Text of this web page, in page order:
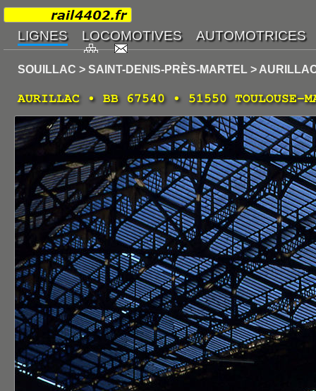
SOUILLAC > SAINT-DENIS-PRÈS-MARTEL >
AURILLAC • BB 67540 • 51550 TOULOUSE-